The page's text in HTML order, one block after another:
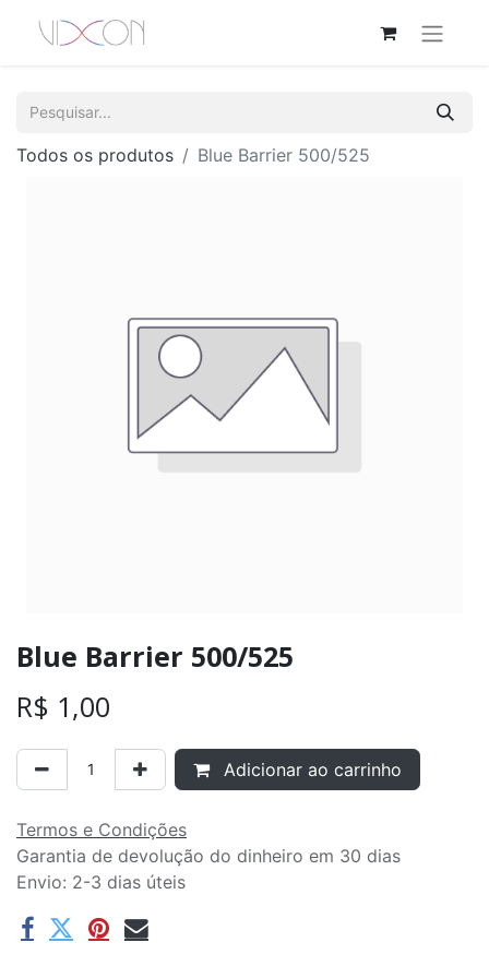
Todos os produtos Blue Barrier 500/525
Blue Barrier 500/525
R$ 1,00
Adicionar ao carrinho
Termos e Condições
Garantia de devolução do dinheiro em 30 dias
Envio: 2-3 dias úteis